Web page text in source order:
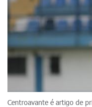
Centroavante é artigo de